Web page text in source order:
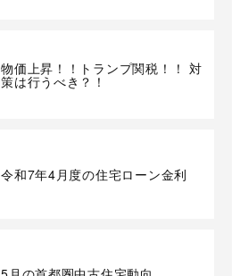
物価上昇！！トランプ関税！！ 対
策は行うべき？！
令和7年4月度の住宅ローン金利